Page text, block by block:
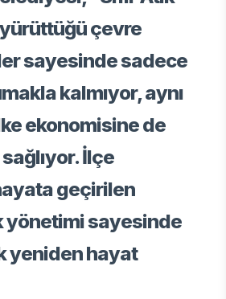
çevre
sayesinde sadece
kalmıyor, aynı
ekonomisine de
İlçe
geçirilen
yönetimi sayesinde
yeniden hayat